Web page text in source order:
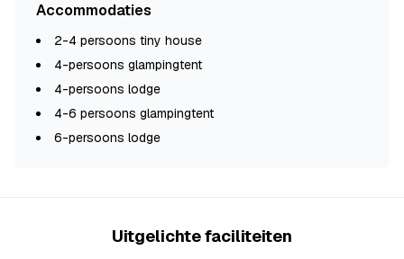
Accommodaties
2-4 persoons tiny house
4-persoons glampingtent
4-persoons lodge
4-6 persoons glampingtent
6-persoons lodge
Uitgelichte faciliteiten